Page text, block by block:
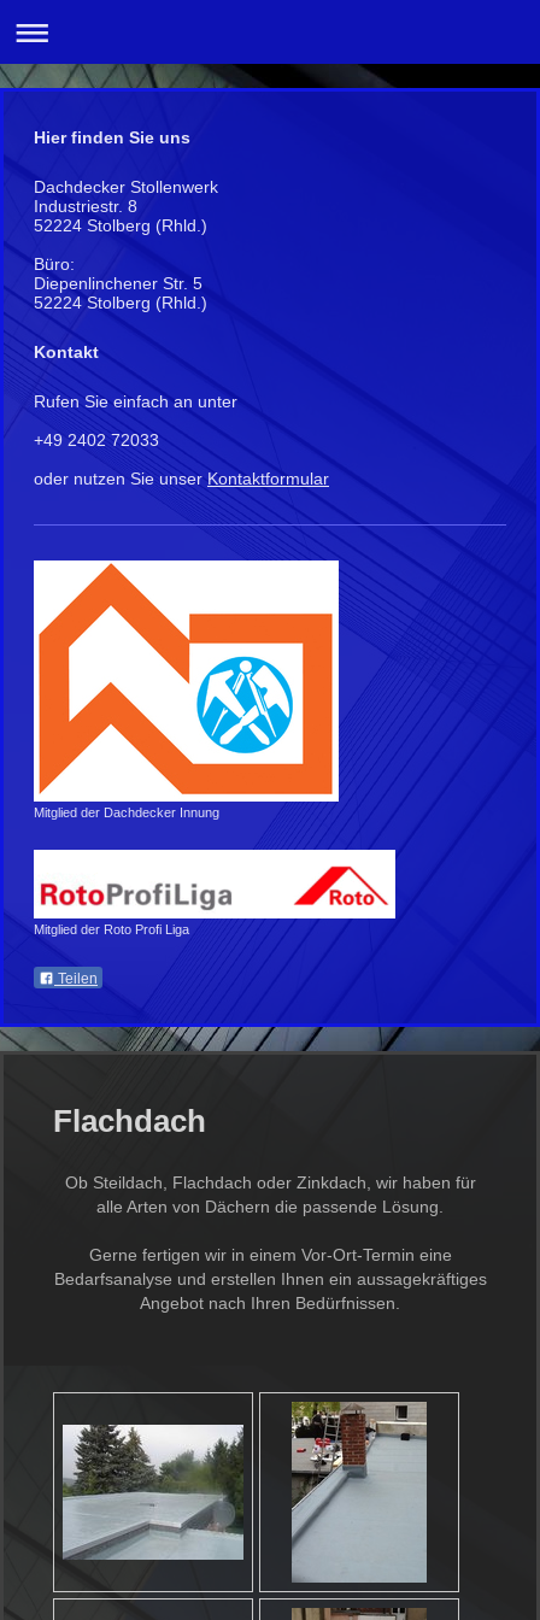
Hier finden Sie uns
Dachdecker Stollenwerk
Industriestr. 8
52224 Stolberg (Rhld.)
Büro:
Diepenlinchener Str. 5
52224 Stolberg (Rhld.)
Kontakt
Rufen Sie einfach an unter
+49 2402 72033
oder nutzen Sie unser Kontaktformular
Mitglied der Dachdecker Innung
Mitglied der Roto Profi Liga
Teilen
Flachdach
Ob Steildach, Flachdach oder Zinkdach, wir haben für
alle Arten von Dächern die passende Lösung.
Gerne fertigen wir in einem Vor-Ort-Termin eine
Bedarfsanalyse und erstellen Ihnen ein aussagekräftiges
Angebot nach Ihren Bedürfnissen.